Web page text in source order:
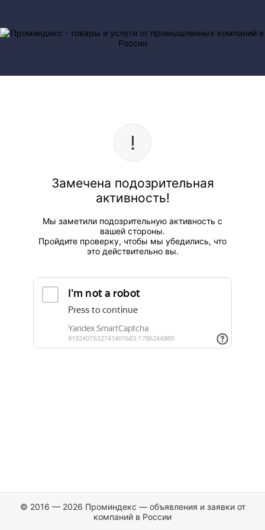
Замечена подозрительная
активность!
Мы заметили подозрительную активность с
вашей стороны.
Пройдите проверку, чтобы мы убедились, что
это действительно вы.
© 2016 — 2026 Проминдекс — объявления и заявки от
компаний в России